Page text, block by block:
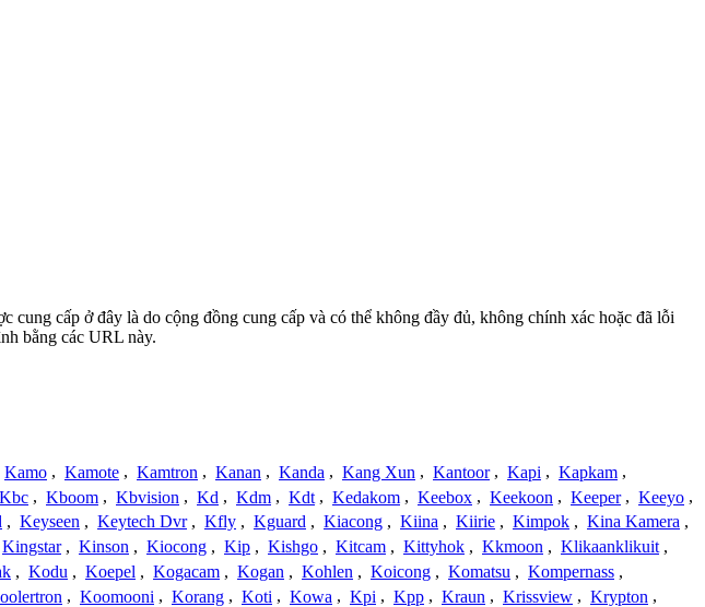
cấp ở đây là do cộng đồng cung cấp và có thể không đầy đủ, không chính xác hoặc đã lỗi
bằng các URL này.
Kamo , Kamote , Kamtron , Kanan , Kanda , Kang Xun , Kantoor , Kapi , Kapkam ,
Kbc , Kboom , Kbvision , Kd , Kdm , Kdt , Kedakom , Keebox , Keekoon , Keeper , Keeyo ,
, Keyseen , Keytech Dvr , Kfly , Kguard , Kiacong , Kiina , Kiirie , Kimpok , Kina Kamera ,
Kingstar , Kinson , Kiocong , Kip , Kishgo , Kitcam , Kittyhok , Kkmoon , Klikaanklikuit ,
, Kodu , Koepel , Kogacam , Kogan , Kohlen , Koicong , Komatsu , Kompernass ,
, Koomooni , Korang , Koti , Kowa , Kpi , Kpp , Kraun , Krissview , Krypton ,